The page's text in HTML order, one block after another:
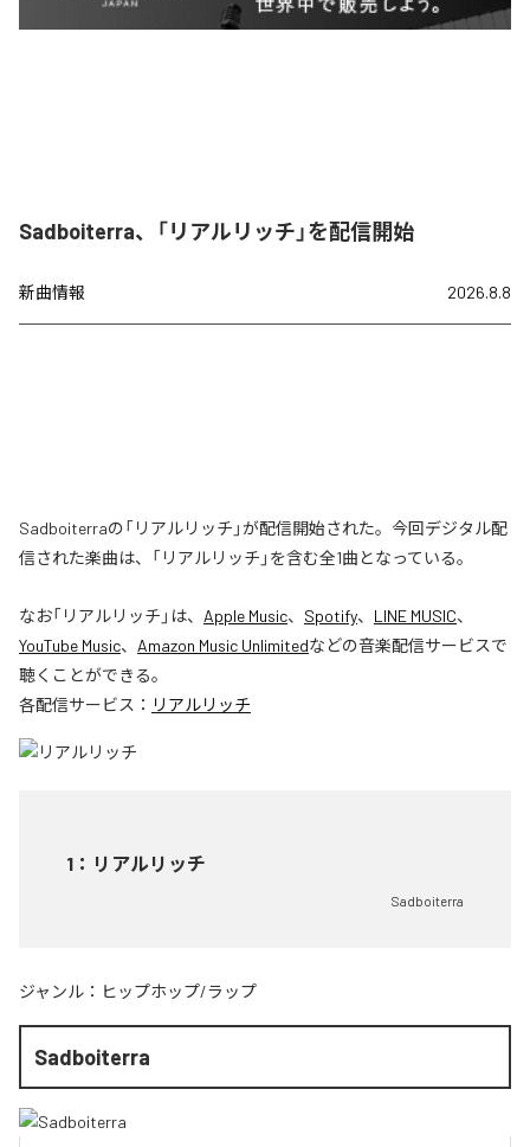
Sadboiterra、「リアルリッチ」を配信開始
新曲情報 2026.8.8
Sadboiterraの「リアルリッチ」が配信開始された。今回デジタル配
信された楽曲は、「リアルリッチ」を含む全1曲となっている。
なお「リアルリッチ 」は、 Apple Music、 Spotify、 LINE MUSIC、
YouTube Music、 Amazon Music Unlimitedなどの音楽配信サービスで
聴くことができる。
各配信サービス： リアルリッチ
1 ： リアルリッチ
Sadboiterra
ジャンル： ヒップホップ/ラップ
Sadboiterra